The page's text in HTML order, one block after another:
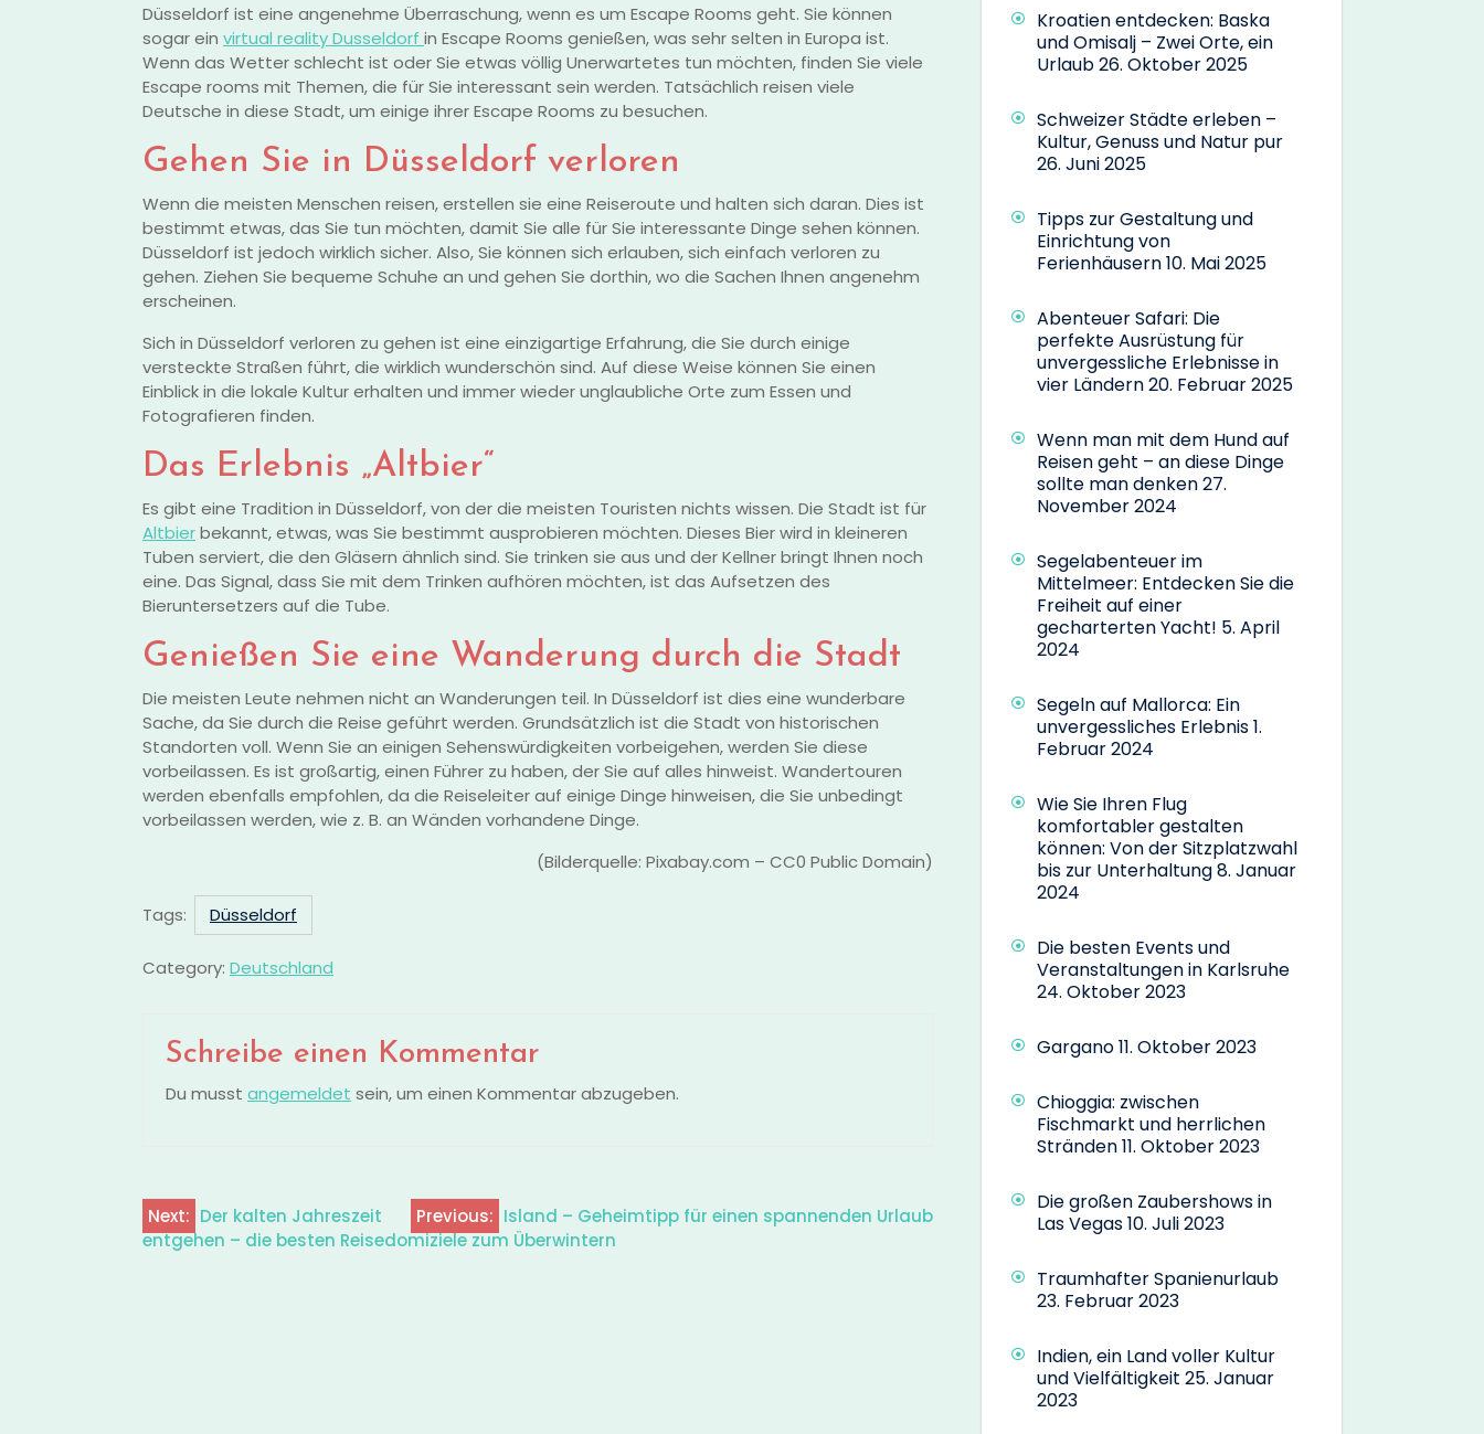
Düsseldorf ist eine angenehme Überraschung, wenn es um Escape Rooms geht. Sie können
sogar ein virtual reality Dusseldorf in Escape Rooms genießen, was sehr selten in Europa ist.
Wenn das Wetter schlecht ist oder Sie etwas völlig Unerwartetes tun möchten, finden Sie viele
Escape rooms mit Themen, die für Sie interessant sein werden. Tatsächlich reisen viele
Deutsche in diese Stadt, um einige ihrer Escape Rooms zu besuchen.
Gehen Sie in Düsseldorf verloren
Wenn die meisten Menschen reisen, erstellen sie eine Reiseroute und halten sich daran. Dies ist
bestimmt etwas, das Sie tun möchten, damit Sie alle für Sie interessante Dinge sehen können.
Düsseldorf ist jedoch wirklich sicher. Also, Sie können sich erlauben, sich einfach verloren zu
gehen. Ziehen Sie bequeme Schuhe an und gehen Sie dorthin, wo die Sachen Ihnen angenehm
erscheinen.
Sich in Düsseldorf verloren zu gehen ist eine einzigartige Erfahrung, die Sie durch einige
versteckte Straßen führt, die wirklich wunderschön sind. Auf diese Weise können Sie einen
Einblick in die lokale Kultur erhalten und immer wieder unglaubliche Orte zum Essen und
Fotografieren finden.
Das Erlebnis „Altbier“
Es gibt eine Tradition in Düsseldorf, von der die meisten Touristen nichts wissen. Die Stadt ist für
Altbierbekannt, etwas, was Sie bestimmt ausprobieren möchten. Dieses Bier wird in kleineren
Tuben serviert, die den Gläsern ähnlich sind. Sie trinken sie aus und der Kellner bringt Ihnen noch
eine. Das Signal, dass Sie mit dem Trinken aufhören möchten, ist das Aufsetzen des
Bieruntersetzers auf die Tube.
Genießen Sie eine Wanderung durch die Stadt
Die meisten Leute nehmen nicht an Wanderungen teil. In Düsseldorf ist dies eine wunderbare
Sache, da Sie durch die Reise geführt werden. Grundsätzlich ist die Stadt von historischen
Standorten voll. Wenn Sie an einigen Sehenswürdigkeiten vorbeigehen, werden Sie diese
vorbeilassen. Es ist großartig, einen Führer zu haben, der Sie auf alles hinweist. Wandertouren
werden ebenfalls empfohlen, da die Reiseleiter auf einige Dinge hinweisen, die Sie unbedingt
vorbeilassen werden, wie z. B. an Wänden vorhandene Dinge.
(Bilderquelle: Pixabay.com – CC0 Public Domain)
Tags: Düsseldorf
Category: Deutschland
Schreibe einen Kommentar
Du musst angemeldet sein, um einen Kommentar abzugeben.
BeitragsnavigationPrevious: Island – Geheimtipp für einen spannenden Urlaub
Next: Der kalten Jahreszeit
entgehen – die besten Reisedomiziele zum Überwintern
Kroatien entdecken: Baska
und Omisalj – Zwei Orte, ein
Urlaub26. Oktober 2025
Schweizer Städte erleben –
Kultur, Genuss und Natur pur
26. Juni 2025
Tipps zur Gestaltung und
Einrichtung von
Ferienhäusern10. Mai 2025
Abenteuer Safari: Die
perfekte Ausrüstung für
unvergessliche Erlebnisse in
vier Ländern20. Februar 2025
Wenn man mit dem Hund auf
Reisen geht – an diese Dinge
sollte man denken27.
November 2024
Segelabenteuer im
Mittelmeer: Entdecken Sie die
Freiheit auf einer
gecharterten Yacht! 5. April
2024
Segeln auf Mallorca: Ein
unvergessliches Erlebnis1.
Februar 2024
Wie Sie Ihren Flug
komfortabler gestalten
können: Von der Sitzplatzwahl
bis zur Unterhaltung8. Januar
2024
Die besten Events und
Veranstaltungen in Karlsruhe
24. Oktober 2023
Gargano11. Oktober 2023
Chioggia: zwischen
Fischmarkt und herrlichen
Stränden11. Oktober 2023
Die großen Zaubershows in
Las Vegas10. Juli 2023
Traumhafter Spanienurlaub
23. Februar 2023
Indien, ein Land voller Kultur
und Vielfältigkeit 25. Januar
2023